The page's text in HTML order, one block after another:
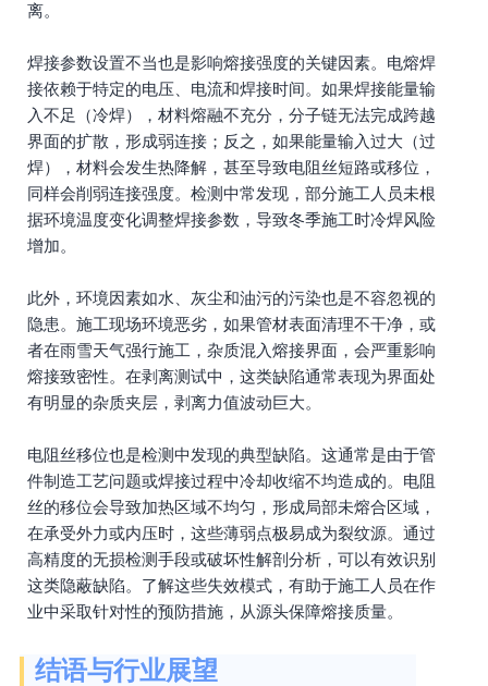
离。
焊接参数设置不当也是影响熔接强度的关键因素。电熔焊
接依赖于特定的电压、电流和焊接时间。如果焊接能量输
入不足（冷焊），材料熔融不充分，分子链无法完成跨越
界面的扩散，形成弱连接；反之，如果能量输入过大（过
焊），材料会发生热降解，甚至导致电阻丝短路或移位，
同样会削弱连接强度。检测中常发现，部分施工人员未根
据环境温度变化调整焊接参数，导致冬季施工时冷焊风险
增加。
此外，环境因素如水、灰尘和油污的污染也是不容忽视的
隐患。施工现场环境恶劣，如果管材表面清理不干净，或
者在雨雪天气强行施工，杂质混入熔接界面，会严重影响
熔接致密性。在剥离测试中，这类缺陷通常表现为界面处
有明显的杂质夹层，剥离力值波动巨大。
电阻丝移位也是检测中发现的典型缺陷。这通常是由于管
件制造工艺问题或焊接过程中冷却收缩不均造成的。电阻
丝的移位会导致加热区域不均匀，形成局部未熔合区域，
在承受外力或内压时，这些薄弱点极易成为裂纹源。通过
高精度的无损检测手段或破坏性解剖分析，可以有效识别
这类隐蔽缺陷。了解这些失效模式，有助于施工人员在作
业中采取针对性的预防措施，从源头保障熔接质量。
结语与行业展望